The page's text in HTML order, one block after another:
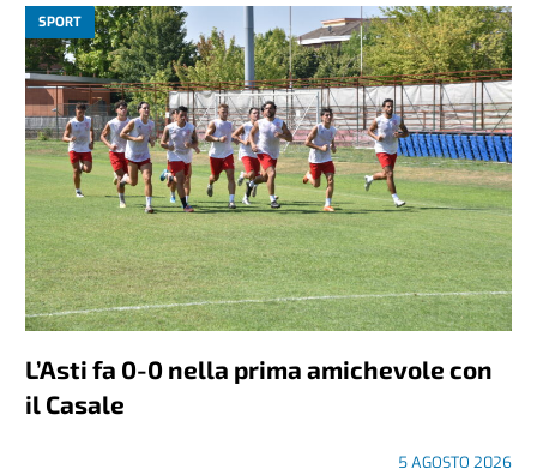
SPORT
L’Asti fa 0-0 nella prima amichevole con
il Casale
5 AGOSTO 2026